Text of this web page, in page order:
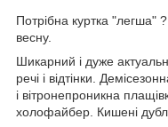
Потрібна куртка "легша"
весну.
Шикарний і дуже
речі і відтінки.
і вітронепроникна
холофайбер. Кишені